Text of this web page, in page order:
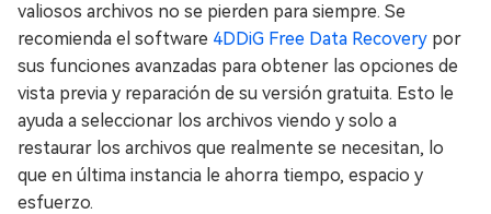
valiosos archivos no se pierden para siempre. Se
recomienda el software 4DDiG Free Data Recovery por
sus funciones avanzadas para obtener las opciones de
vista previa y reparación de su versión gratuita. Esto le
ayuda a seleccionar los archivos viendo y solo a
restaurar los archivos que realmente se necesitan, lo
que en última instancia le ahorra tiempo, espacio y
esfuerzo.